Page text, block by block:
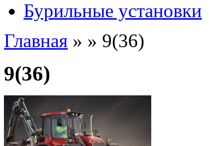
Бурильные установки
Главная » » 9(36)
9(36)